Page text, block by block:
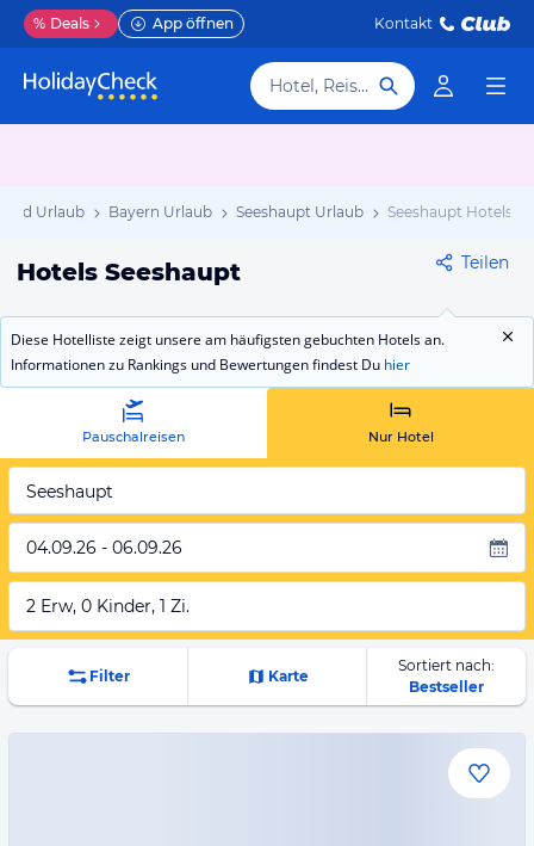
% Deals App öffnen Kontakt
Hotel, Reiseziel
Urlaub Bayern Urlaub Seeshaupt Urlaub Seeshaupt Hotels
Hotels Seeshaupt Teilen
Diese Hotelliste zeigt unsere am häufigsten gebuchten Hotels an.
Informationen zu Rankings und Bewertungen findest Du hier
Pauschalreisen Nur Hotel
Seeshaupt
04.09.26 - 06.09.26
2 Erw, 0 Kinder, 1 Zi.
Filter Karte
Sortiert nach:
Bestseller